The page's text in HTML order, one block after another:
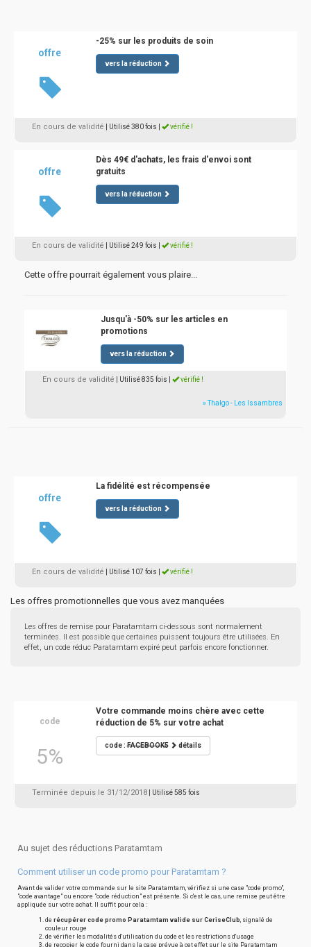
offre
-25% sur les produits de soin
vers la réduction
En cours de validité | Utilisé 380 fois vérifié !
offre
Dès 49€ d'achats, les frais d'envoi sont
gratuits
vers la réduction
En cours de validité | Utilisé 249 fois vérifié !
Cette offre pourrait également vous plaire...
Jusqu'à -50% sur les articles en
promotions
vers la réduction
En cours de validité | Utilisé 835 fois vérifié !
» Thalgo - Les Issambres
offre
La fidélité est récompensée
vers la réduction
En cours de validité | Utilisé 107 fois vérifié !
Les offres promotionnelles que vous avez manquées
Les offres de remise pour Paratamtam ci-dessous sont normalement
terminées. Il est possible que certaines puissent toujours être utilisées. En
effet, un code réduc Paratamtam expiré peut parfois encore fonctionner.
code
5%
Votre commande moins chère avec cette
réduction de 5% sur votre achat
code :FACEBOOK5 détails
Terminée depuis le 31/12/2018 | Utilisé 585 fois
Au sujet des réductions Paratamtam
Comment utiliser un code promo pour Paratamtam ?
Avant de valider votre commande sur le site Paratamtam, vérifiez si une case "code promo",
"code avantage" ou encore "code réduction" est présente. Si c'est le cas, une remise peut être
appliquée sur votre achat. Il suffit pour cela :
de récupérer code promo Paratamtam valide sur CeriseClub, signalé de
couleur rouge
de vérifier les modalités d'utilisation du code et les restrictions d'usage
de recopier le code fourni dans la case prévue à cet effet sur le site Paratamtam